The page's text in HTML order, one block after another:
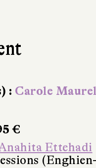
: Carole
€
Ettehadi